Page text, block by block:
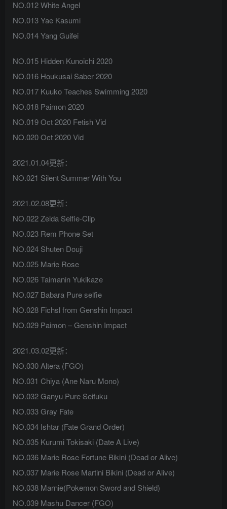
NO.012 White Angel
NO.013 Yae Kasumi
NO.014 Yang Guifei
NO.015 Hidden Kunoichi 2020
NO.016 Houkusai Saber 2020
NO.017 Kuuko Teaches Swimming 2020
NO.018 Paimon 2020
NO.019 Oct 2020 Fetish Vid
NO.020 Oct 2020 Vid
2021.01.04更新：
NO.021 Silent Summer With You
2021.02.08更新：
NO.022 Zelda Selfie-Clip
NO.023 Rem Phone Set
NO.024 Shuten Douji
NO.025 Marie Rose
NO.026 Taimanin Yukikaze
NO.027 Babara Pure selfie
NO.028 Fichsl from Genshin Impact
NO.029 Paimon – Genshin Impact
2021.03.02更新：
NO.030 Altera (FGO)
NO.031 Chiya (Ane Naru Mono)
NO.032 Ganyu Pure Seifuku
NO.033 Gray Fate
NO.034 Ishtar (Fate Grand Order)
NO.035 Kurumi Tokisaki (Date A Live)
NO.036 Marie Rose Fortune Bikini (Dead or Alive)
NO.037 Marie Rose Martini Bikini (Dead or Alive)
NO.038 Marnie(Pokemon Sword and Shield)
NO.039 Mashu Dancer (FGO)